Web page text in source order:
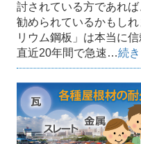
討されている方であれ
勧められているかもし
リウム鋼板」は本当に
直近20年間で急速…続